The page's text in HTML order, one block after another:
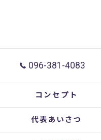
096-381-4083
コンセプト
代表あいさつ